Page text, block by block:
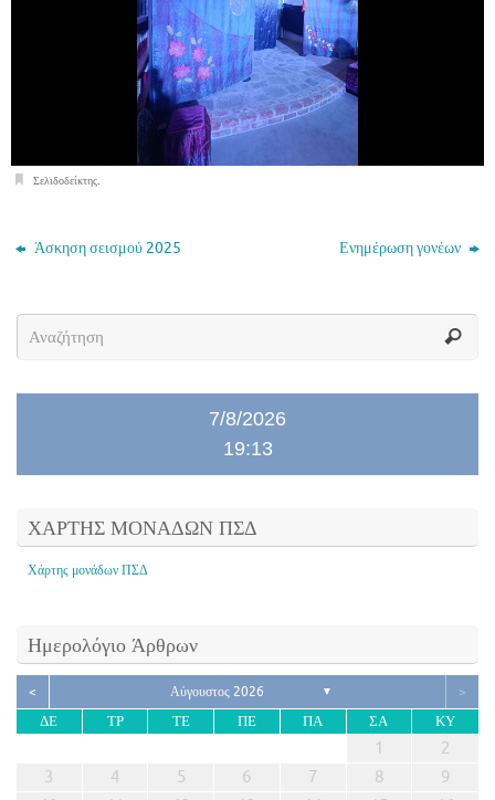
Σελιδοδείκτης.
Άσκηση σεισμού 2025 Ενημέρωση γονέων
7/8/2026
19:13
ΧΑΡΤΗΣ ΜΟΝΑΔΩΝ ΠΣΔ
Χάρτης μονάδων ΠΣΔ
Ημερολόγιο Άρθρων
< Αύγουστος 2026 ▼
>
ΔΕ
ΤΡ ΤΕ ΠΕ ΠΑ ΣΑ ΚΥ
1
2
3
4 5 6 7 8
9